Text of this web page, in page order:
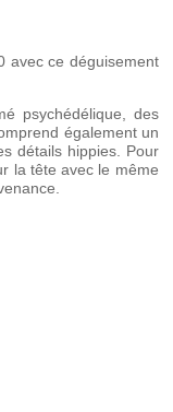
avec ce déguisement
psychédélique, des
également un
détails hippies. Pour
la tête avec le même